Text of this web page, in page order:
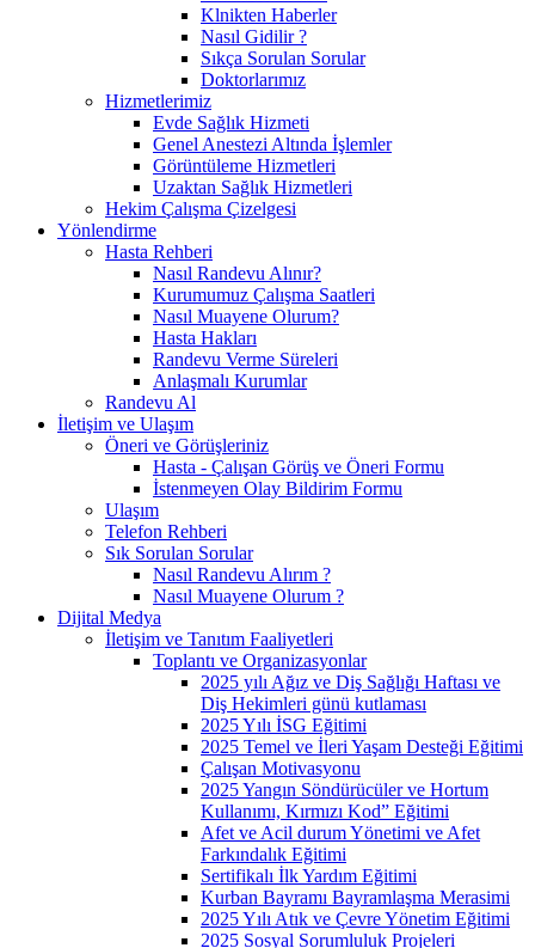
Klnikten Haberler
Nasıl Gidilir ?
Sıkça Sorulan Sorular
Doktorlarımız
Hizmetlerimiz
Evde Sağlık Hizmeti
Genel Anestezi Altında İşlemler
Görüntüleme Hizmetleri
Uzaktan Sağlık Hizmetleri
Hekim Çalışma Çizelgesi
Yönlendirme
Hasta Rehberi
Nasıl Randevu Alınır?
Kurumumuz Çalışma Saatleri
Nasıl Muayene Olurum?
Hasta Hakları
Randevu Verme Süreleri
Anlaşmalı Kurumlar
Randevu Al
İletişim ve Ulaşım
Öneri ve Görüşleriniz
Hasta - Çalışan Görüş ve Öneri Formu
İstenmeyen Olay Bildirim Formu
Ulaşım
Telefon Rehberi
Sık Sorulan Sorular
Nasıl Randevu Alırım ?
Nasıl Muayene Olurum ?
Dijital Medya
İletişim ve Tanıtım Faaliyetleri
Toplantı ve Organizasyonlar
2025 yılı Ağız ve Diş Sağlığı Haftası ve
Diş Hekimleri günü kutlaması
2025 Yılı İSG Eğitimi
2025 Temel ve İleri Yaşam Desteği Eğitimi
Çalışan Motivasyonu
2025 Yangın Söndürücüler ve Hortum
Kullanımı, Kırmızı Kod” Eğitimi
Afet ve Acil durum Yönetimi ve Afet
Farkındalık Eğitimi
Sertifikalı İlk Yardım Eğitimi
Kurban Bayramı Bayramlaşma Merasimi
2025 Yılı Atık ve Çevre Yönetim Eğitimi
2025 Sosyal Sorumluluk Projeleri